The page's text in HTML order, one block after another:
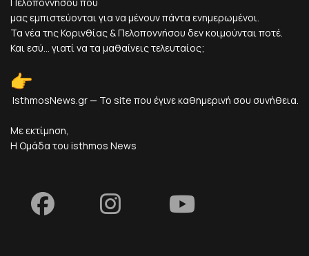
μας εμπιστεύονται για να μένουν πάντα ενημερωμένοι.
Τα νέα της Κορινθίας & Πελοποννήσου δεν κοιμούνται ποτέ.
Και εσύ... γιατί να τα μαθαίνεις τελευταίος;
IsthmosNews.gr — Το site που έγινε καθημερινή σου συνήθεια.
Με εκτίμηση,
Η Ομάδα του isthmos News